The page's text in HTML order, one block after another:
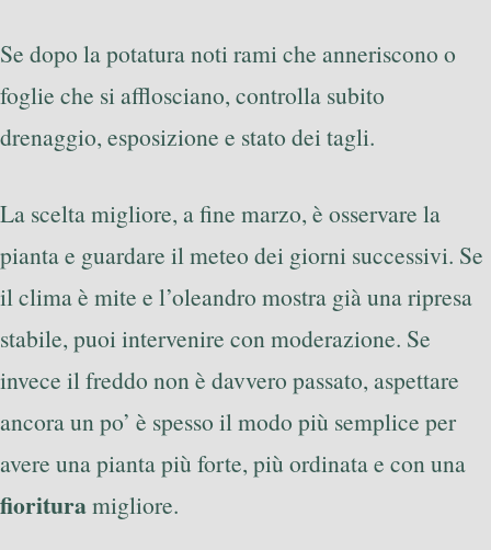
Se dopo la potatura noti rami che anneriscono o
foglie che si afflosciano, controlla subito
drenaggio, esposizione e stato dei tagli.
La scelta migliore, a fine marzo, è osservare la
pianta e guardare il meteo dei giorni successivi. Se
il clima è mite e l’oleandro mostra già una ripresa
stabile, puoi intervenire con moderazione. Se
invece il freddo non è davvero passato, aspettare
ancora un po’ è spesso il modo più semplice per
avere una pianta più forte, più ordinata e con una
fiorituramigliore.